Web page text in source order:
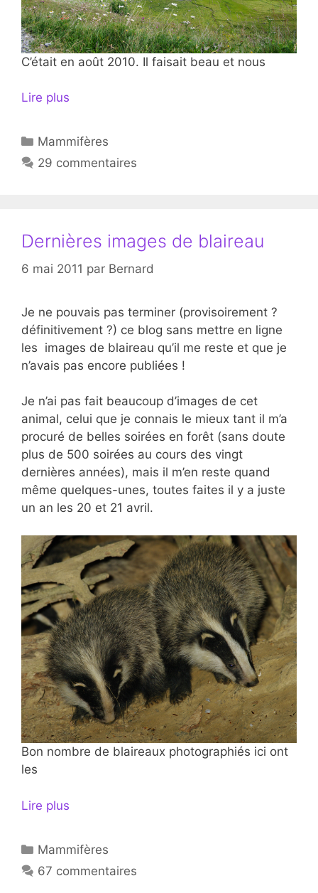
C’était en août 2010. Il faisait beau et nous
Lire plus
Catégories
Mammifères
29 commentaires
Dernières images de blaireau
6 mai 2011 par Bernard
Je ne pouvais pas terminer (provisoirement ?
définitivement ?) ce blog sans mettre en ligne
les images de blaireau qu’il me reste et que je
n’avais pas encore publiées !
Je n’ai pas fait beaucoup d’images de cet
animal, celui que je connais le mieux tant il m’a
procuré de belles soirées en forêt (sans doute
plus de 500 soirées au cours des vingt
dernières années), mais il m’en reste quand
même quelques-unes, toutes faites il y a juste
un an les 20 et 21 avril.
Bon nombre de blaireaux photographiés ici ont
les
Lire plus
Catégories
Mammifères
67 commentaires